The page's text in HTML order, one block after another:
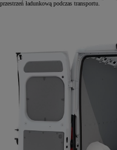
przestrzeń ładunkową podczas transportu.